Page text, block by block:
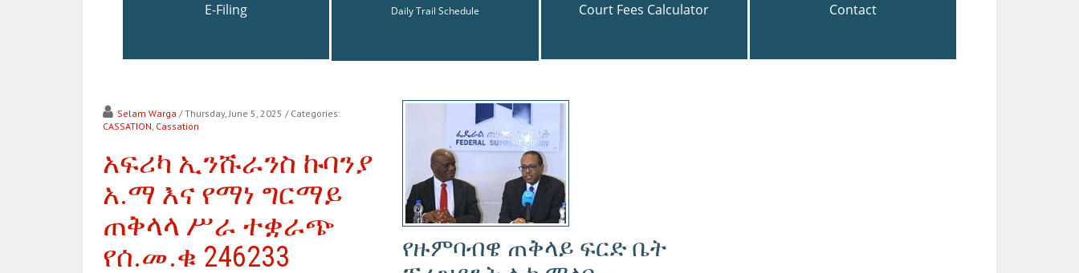
E-Filing Daily Trail Schedule Court Fees Calculator Contact
Selam Warga / Thursday, June 5, 2025 / Categories:
CASSATION, Cassation
አፍሪካ ኢንሹራንስ ኩባንያ
አ.ማ እና የማነ ግርማይ
ጠቅላላ ሥራ ተቋራጭ
የሰ.መ.ቁ 246233
የዙምባብዌ ጠቅላይ ፍርድ ቤት